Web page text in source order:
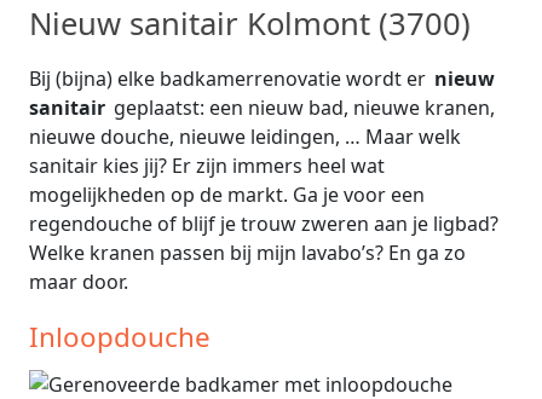
Nieuw sanitair Kolmont (3700)
Bij (bijna) elke badkamerrenovatie wordt er nieuw
sanitair geplaatst: een nieuw bad, nieuwe kranen,
nieuwe douche, nieuwe leidingen, … Maar welk
sanitair kies jij? Er zijn immers heel wat
mogelijkheden op de markt. Ga je voor een
regendouche of blijf je trouw zweren aan je ligbad?
Welke kranen passen bij mijn lavabo’s? En ga zo
maar door.
Inloopdouche